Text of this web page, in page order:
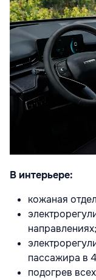
В интерьере:
кожаная
направлениях;
пассажира в
подогрев